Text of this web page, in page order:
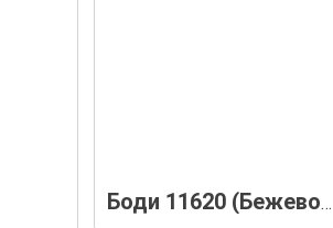
Боди 11620 (Бежевое)